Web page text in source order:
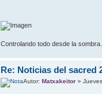
Controlando todo desde la sombra...
Re: Noticias del sacred
Autor:Matxakeitor »